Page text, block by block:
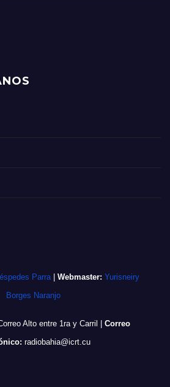
Parra| Webmaster: Yurisneiry
Borges Naranjo
Alto entre 1ra y Carril
Correo
radiobahia@icrt.cu